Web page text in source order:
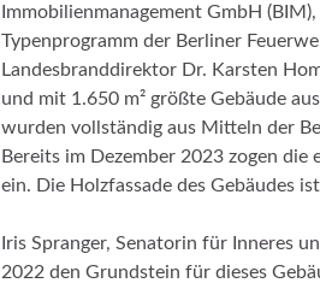
Immobilienmanagement GmbH
Typenprogramm der Berliner
Landesbranddirektor Dr. Karsten
und mit 1.650 m² größte Gebäude
wurden vollständig aus Mitteln der
Bereits im Dezember 2023 zogen
ein. Die Holzfassade des Gebäudes
Iris Spranger, Senatorin für Inneres
2022 den Grundstein für dieses